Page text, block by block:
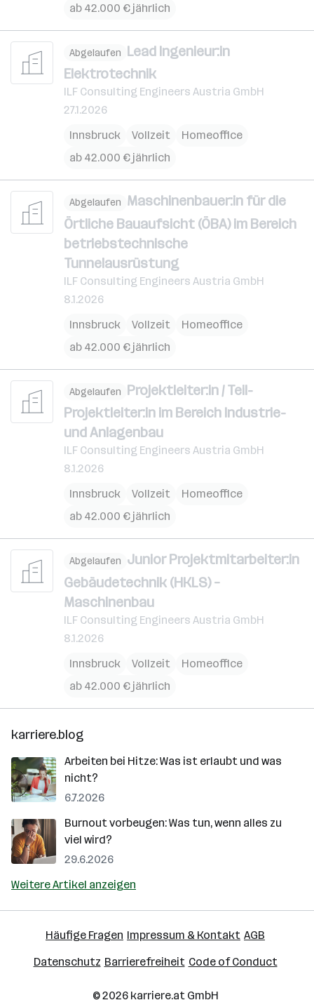
ab 42.000 € jährlich
Abgelaufen Lead Ingenieur:in
Elektrotechnik
ILF Consulting Engineers Austria GmbH
27.1.2026
Innsbruck
Vollzeit
Homeoffice
ab 42.000 € jährlich
Abgelaufen Maschinenbauer:in für die
Örtliche Bauaufsicht (ÖBA) im Bereich
betriebstechnische
Tunnelausrüstung
ILF Consulting Engineers Austria GmbH
8.1.2026
Innsbruck
Vollzeit
Homeoffice
ab 42.000 € jährlich
Abgelaufen Projektleiter:in / Teil-
Projektleiter:in im Bereich Industrie-
und Anlagenbau
ILF Consulting Engineers Austria GmbH
8.1.2026
Innsbruck
Vollzeit
Homeoffice
ab 42.000 € jährlich
Abgelaufen Junior Projektmitarbeiter:in
Gebäudetechnik (HKLS) –
Maschinenbau
ILF Consulting Engineers Austria GmbH
8.1.2026
Innsbruck
Vollzeit
Homeoffice
ab 42.000 € jährlich
karriere.blog
Arbeiten bei Hitze: Was ist erlaubt und was
nicht?
6.7.2026
Burnout vorbeugen: Was tun, wenn alles zu
viel wird?
29.6.2026
Weitere Artikel anzeigen
Häufige Fragen Impressum & Kontakt AGB
Datenschutz Barrierefreiheit Code of Conduct
© 2026 karriere.at GmbH